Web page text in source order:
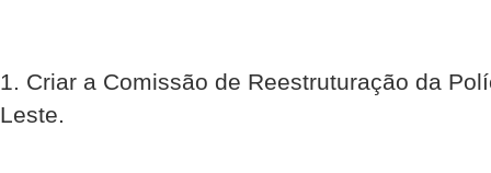
1. Criar a Comissão de Reestruturação da
Leste.